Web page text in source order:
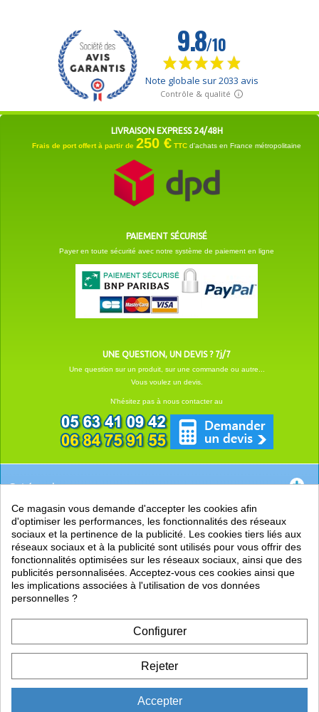
LIVRAISON EXPRESS 24/48H
Frais de port offert à partir de 250 € TTC d'achats en France métropolitaine
PAIEMENT SÉCURISÉ
Payer en toute sécurité avec notre système de paiement en ligne
UNE QUESTION, UN DEVIS ? 7j/7
Une question sur un produit, sur une commande ou autre...
Vous voulez un devis.
N'hésitez pas à nous contacter au
Catégories
EN SAVOIR +
PRATIQUE
LIENS
Ce magasin vous demande d'accepter les cookies afin
d'optimiser les performances, les fonctionnalités des réseaux
sociaux et la pertinence de la publicité. Les cookies tiers liés aux
réseaux sociaux et à la publicité sont utilisés pour vous offrir des
fonctionnalités optimisées sur les réseaux sociaux, ainsi que des
publicités personnalisées. Acceptez-vous ces cookies ainsi que
les implications associées à l'utilisation de vos données
personnelles ?
Configurer
Rejeter
Accepter